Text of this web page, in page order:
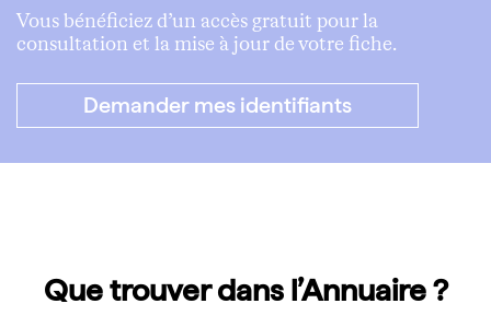
Vous bénéficiez d’un accès gratuit pour la
consultation et la mise à jour de votre fiche.
Demander mes identifiants
Que trouver dans l’Annuaire ?